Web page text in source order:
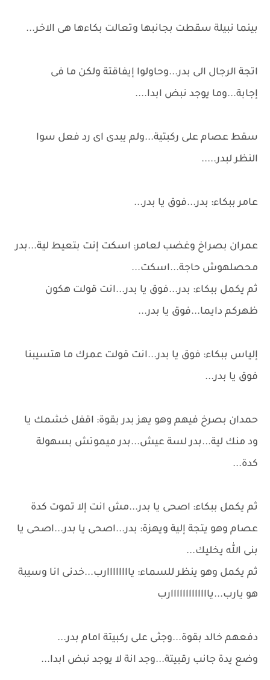
بينما نبيلة سقطت بجانبها وتعالت بكاءها هى الاخر...
اتجة الرجال الى بدر...وحاولوا إيفاقتة ولكن ما فى
إجابة...وما يوجد نبض ابدا....
سقط عصام على ركبتية...ولم يبدى اى رد فعل سوا
النظر لبدر.....
عامر ببكاء: بدر...فوق يا بدر...
عمران بصراخ وغضب لعامر: اسكت إنت بتعيط لية...بدر
محصلهوش حاجة...اسكت...
ثم يكمل ببكاء: بدر...فوق يا بدر...انت قولت هكون
ظهركم دايما...فوق يا بدر...
إلياس ببكاء: فوق يا بدر...انت قولت عمرك ما هتسيبنا
فوق يا بدر...
حمدان بصرخ فيهم وهو يهز بدر بقوة: اقفل خشمك يا
ود منك لية...بدر لسة عيش...بدر ميموتش بسهولة
كدة...
ثم يكمل ببكاء: اصحى يا بدر...مش انت إلا تموت كدة
عصام وهو يتجة إلية ويهزة: بدر...اصحى يا بدر...اصحى يا
بنى الله يخليك...
ثم يكمل وهو ينظر للسماء: ياااااااارب...خدنى انا وسيبة
هو يارب...يااااااااااااارب
دفعهم خالد بقوة...وجثى على ركبيتة امام بدر...
وضع يدة جانب رقبيتة...وجد انة لا يوجد نبض ابدا...